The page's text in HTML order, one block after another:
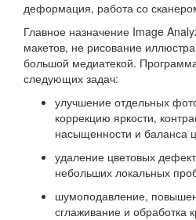
деформация, работа со
Главное назначение Image
макетов, не рисование
большой медиатекой.
следующих задач:
улучшение отдельных
коррекцию яркости,
насыщенности и баланса
удаление цветовых
небольших локальных
шумоподавление,
сглаживание и обработка